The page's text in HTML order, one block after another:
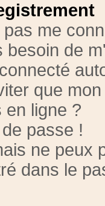
me
besoin de
que
en ligne ?
passe !
ne peux
dans le